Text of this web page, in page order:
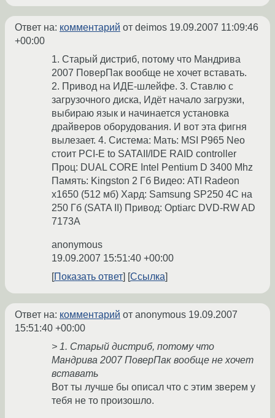
Ответ на: комментарий от deimos 19.09.2007 11:09:46
+00:00
1. Старый дистриб, потому что Мандрива
2007 ПоверПак вообще не хочет вставать.
2. Привод на ИДЕ-шлейфе. 3. Ставлю с
загрузочного диска, Идёт начало загрузки,
выбираю язык и начинается установка
драйверов оборудования. И вот эта фигня
вылезает. 4. Система: Мать: MSI P965 Neo
стоит PCI-E to SATAII/IDE RAID controller
Проц: DUAL CORE Intel Pentium D 3400 Mhz
Память: Kingston 2 Гб Видео: ATI Radeon
x1650 (512 мб) Хард: Samsung SP250 4C на
250 Гб (SATA II) Привод: Optiarc DVD-RW AD
7173A
anonymous
19.09.2007 15:51:40 +00:00
Показать ответ
Ссылка
Ответ на: комментарий от anonymous 19.09.2007
15:51:40 +00:00
> 1. Старый дистриб, потому что
Мандрива 2007 ПоверПак вообще не хочет
вставать
Вот ты лучше бы описал что с этим зверем у
тебя не то произошло.